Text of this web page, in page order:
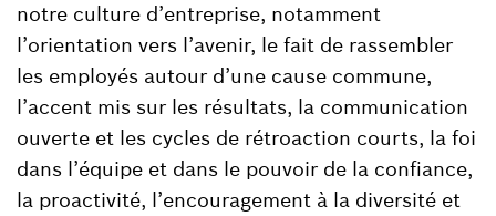
notre culture d’entreprise, notamment
l’orientation vers l’avenir, le fait de rassembler
les employés autour d’une cause commune,
l’accent mis sur les résultats, la communication
ouverte et les cycles de rétroaction courts, la foi
dans l’équipe et dans le pouvoir de la confiance,
la proactivité, l’encouragement à la diversité et